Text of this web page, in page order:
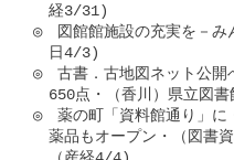
経3/31)
◎　図館館施設の充実を－み
日4/3)
◎　古書．古地図ネット公開
650点・（香川）県立図
◎　薬の町「資料館通り」に
薬品もオープン・（図書